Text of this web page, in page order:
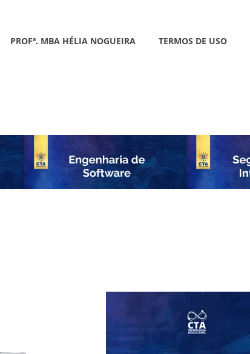
PROFª. MBA HÉLIA NOGUEIRA TERMOS DE USO